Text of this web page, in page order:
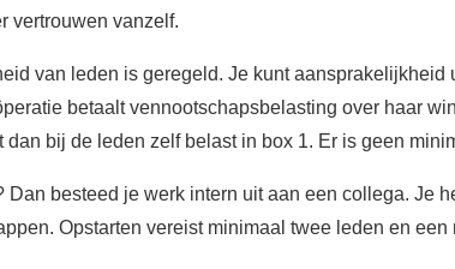
vertrouwen vanzelf.
van leden is geregeld. Je kunt
betaalt vennootschapsbelasting over haar
bij de leden zelf belast in box 1. Er is geen
besteed je werk intern uit aan een collega. Je
Opstarten vereist minimaal twee leden en